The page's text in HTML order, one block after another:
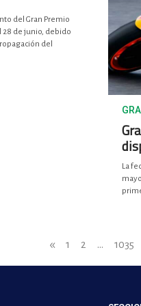
del Gran Premio
28 de junio, debido
del
La
« 1 2 ... 1035